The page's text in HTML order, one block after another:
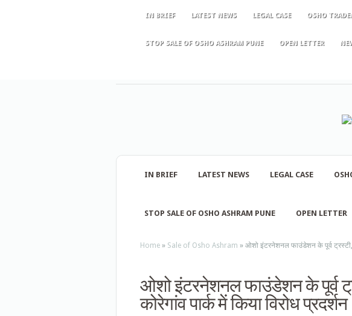
IN BRIEF LATEST NEWS LEGAL CASE OSHO
STOP SALE OF OSHO ASHRAM PUNE OPEN LETTER
IN BRIEF LATEST NEWS LEGAL CASE
STOP SALE OF OSHO ASHRAM PUNE OPEN LETTER
Home » Sale of Osho Ashram » ओशो इंटरनेशनल फाउंडेशन के पूर्व ट्रस्टी,
ओशो इंटरनेशनल फाउंडेशन के पूर्व
कोरेगांव पार्क में किया विरोध प्रदर्शन